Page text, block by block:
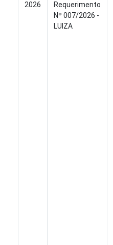
2026
Requerimento
Nº 007/2026 -
LUIZA